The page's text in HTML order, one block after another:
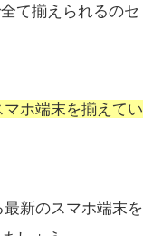
て揃えられるのセ
ホ端末を揃えてい
新のスマホ端末を